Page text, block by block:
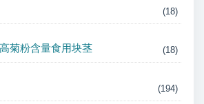
(18)
菊粉含量食用块茎 (18)
(194)